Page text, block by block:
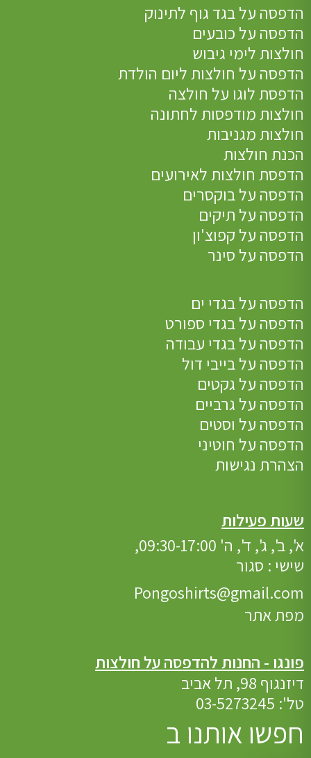
הדפסה על בגד גוף לתינוק
הדפסה על כובעים
חולצות לימי גיבוש
הדפסה על חולצות ליום הולדת
הדפסת לוגו על חולצה
חולצות מודפסות לחתונה
חולצות מגניבות
הכנת חולצות
הדפסת חולצות לאירועים
הדפסה על בוקסרים
הדפסה על תיקים
הדפסה על קפוצ'ון
הדפסה על סינר
הדפסה על בגדי ים
הדפסה על בגדי ספורט
הדפסה על בגדי עבודה
הדפסה על בייבי דול
הדפסה על גקטים
הדפסה על גרביים
הדפסה על וסטים
הדפסה על חוטיני
הצהרת נגישות
שעות פעילות
א', ב', ג', ד', ה' 09:30-17:00,
שישי : סגור
Pongoshirts@gmail.com
מפת אתר
פונגו - החנות להדפסה על חולצות
דיזנגוף 98, תל אביב
טל': 03-5273245
חפשו אותנו ב